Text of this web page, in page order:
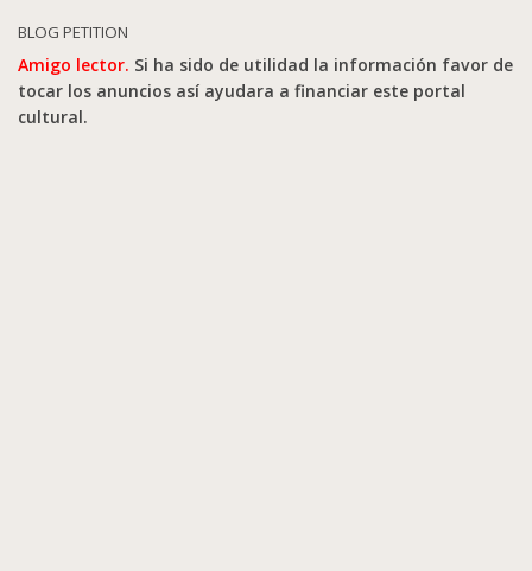
BLOG PETITION
Amigo lector. Si ha sido de utilidad la información favor de
tocar los anuncios así ayudara a financiar este portal
cultural.